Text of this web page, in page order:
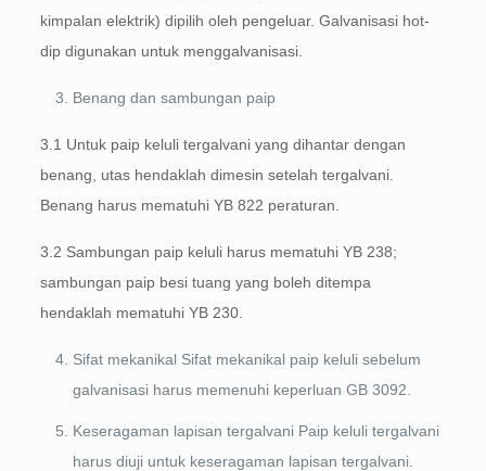
kimpalan elektrik) dipilih oleh pengeluar. Galvanisasi hot-
dip digunakan untuk menggalvanisasi.
Benang dan sambungan paip
3.1 Untuk paip keluli tergalvani yang dihantar dengan
benang, utas hendaklah dimesin setelah tergalvani.
Benang harus mematuhi YB 822 peraturan.
3.2 Sambungan paip keluli harus mematuhi YB 238;
sambungan paip besi tuang yang boleh ditempa
hendaklah mematuhi YB 230.
Sifat mekanikal Sifat mekanikal paip keluli sebelum
galvanisasi harus memenuhi keperluan GB 3092.
Keseragaman lapisan tergalvani Paip keluli tergalvani
harus diuji untuk keseragaman lapisan tergalvani.